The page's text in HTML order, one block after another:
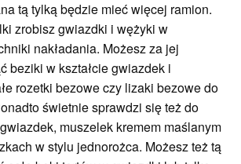
tą tylką będzie mieć więcej ramion.
zrobisz gwiazdki i wężyki w
nakładania. Możesz za jej
beziki w kształcie gwiazdek i
rozetki bezowe czy lizaki bezowe do
świetnie sprawdzi się też do
muszelek kremem maślanym
w stylu jednorożca. Możesz też tą